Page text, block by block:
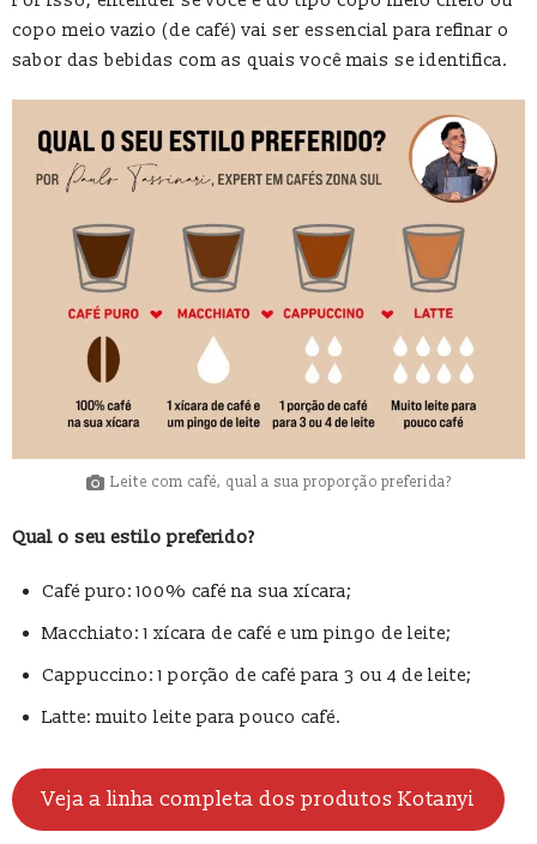
copo meio vazio (de café) vai ser essencial para refinar o
sabor das bebidas com as quais você mais se identifica.
Leite com café, qual a sua proporção preferida?
Qual o seu estilo preferido?
Café puro: 100% café na sua xícara;
Macchiato: 1 xícara de café e um pingo de leite;
Cappuccino: 1 porção de café para 3 ou 4 de leite;
Latte: muito leite para pouco café.
Veja a linha completa dos produtos Kotanyi